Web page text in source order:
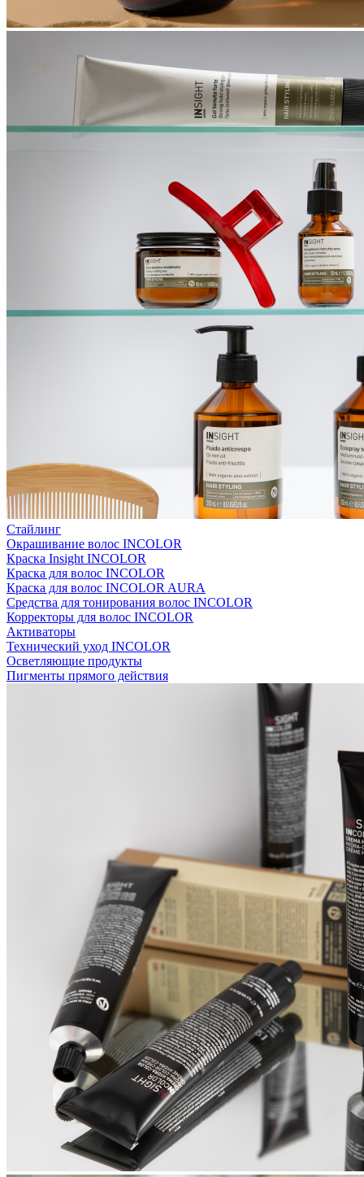
Стайлинг
Окрашивание волос INCOLOR
Краска Insight INCOLOR
Краска для волос INCOLOR
Краска для волос INCOLOR AURA
Средства для тонирования волос INCOLOR
Корректоры для волос INCOLOR
Активаторы
Технический уход INCOLOR
Осветляющие продукты
Пигменты прямого действия